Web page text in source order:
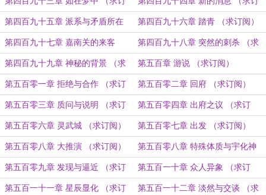
阅） 阅）
第四百九十五章 派系与矛盾所在
（求订阅）
第四百九十六章 踏青 （求订阅）
第四百九十七章 嘉南关的来客
（求订阅）
第四百九十八章 突然的刺杀 （求
订阅）
第四百九十九章 神秘的背景 （求
订阅）
第五百章 游说 （求订阅）
第五百零一章 拒绝与合作 （求订
阅）
第五百零二章 回府 （求订阅）
第五百零三章 质问与说明 （求订
阅）
第五百零四章 出府之议 （求订
阅）
第五百零六章 灵武城 （求订阅） 第五百零七章 出发 （求订阅）
第五百零八章 大推演 （求订阅） 第五百零八章 特殊体质与宇化神
（求订阅）
第五百零九章 发现与逼近 （求订
阅）
第五百一十章 众人异象 （求订
阅）
第五百一十一章 星辰显化 （求订 第五百一十二章 淡然与交谈 （求